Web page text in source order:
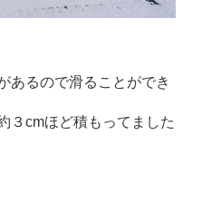
あるので滑ることができ
３cmほど積もってました